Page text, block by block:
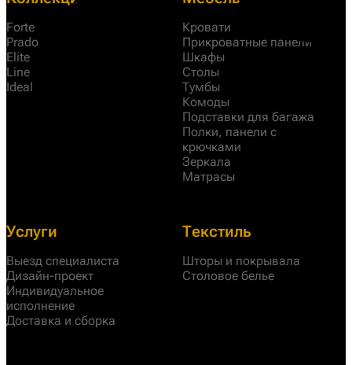
Forte
Prado
Elite
Line
Ideal
Кровати
Прикроватные панели
Шкафы
Столы
Тумбы
Комоды
Подставки для багажа
Полки, панели с
крючками
Зеркала
Матрасы
Услуги
Выезд специалиста
Дизайн-проект
Индивидуальное
исполнение
Доставка и сборка
Текстиль
Шторы и покрывала
Столовое белье